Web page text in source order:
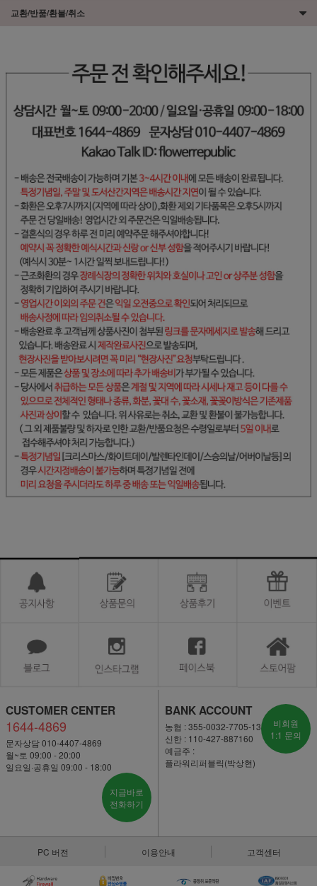
교환/반품/환불/취소
CUSTOMER CENTER
1644-4869
문자상담 010-4407-4869
월~토 09:00 - 20:00
일요일·공휴일 09:00 - 18:00
지금바로
전화하기
BANK ACCOUNT
농협 : 355-0032-7705-13
신한 : 110-427-887160
예금주 :
플라워리퍼블릭(박상현)
비회원
1:1 문의
PC 버전 이용안내 고객센터